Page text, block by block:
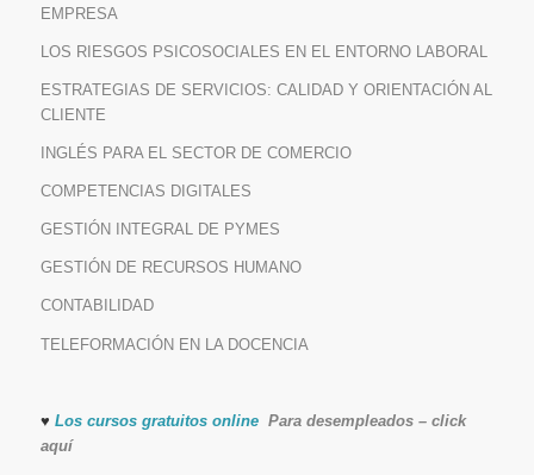
EMPRESA
LOS RIESGOS PSICOSOCIALES EN EL ENTORNO LABORAL
ESTRATEGIAS DE SERVICIOS: CALIDAD Y ORIENTACIÓN AL
CLIENTE
INGLÉS PARA EL SECTOR DE COMERCIO
COMPETENCIAS DIGITALES
GESTIÓN INTEGRAL DE PYMES
GESTIÓN DE RECURSOS HUMANO
CONTABILIDAD
TELEFORMACIÓN EN LA DOCENCIA
♥ Los cursos gratuitos online Para desempleados – click
aquí